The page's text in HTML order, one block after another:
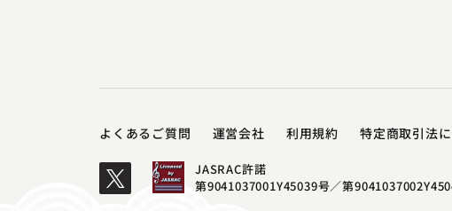
よくあるご質問 運営会社 利用規約 特定商取引法
JASRAC許諾
第9041037001Y45039号／第